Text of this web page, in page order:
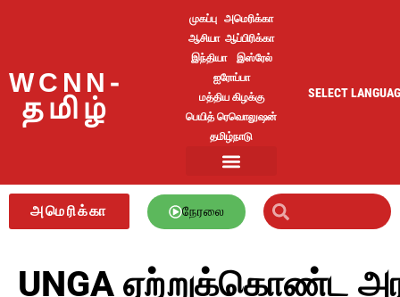
WCNN-
தமிழ்
முகப்பு அமெரிக்கா
ஆசியா ஆப்பிரிக்கா
இந்தியா
இஸ்ரேல்
ஐரோப்பா
மத்திய கிழக்கு
பெயித் ரெவொலுஷன்
தமிழ்நாடு
SELECT
அமெரிக்கா நேரலை
UNGA ஏற்றுக்கொண்ட